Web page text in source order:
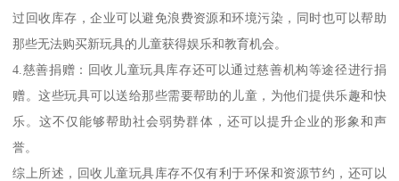
过回收库存，企业可以避免浪费资源和环境污染，同时也可以帮助
那些无法购买新玩具的儿童获得娱乐和教育机会。
4.慈善捐赠：回收儿童玩具库存还可以通过慈善机构等途径进行捐
赠。这些玩具可以送给那些需要帮助的儿童，为他们提供乐趣和快
乐。这不仅能够帮助社会弱势群体，还可以提升企业的形象和声
誉。
综上所述，回收儿童玩具库存不仅有利于环保和资源节约，还可以